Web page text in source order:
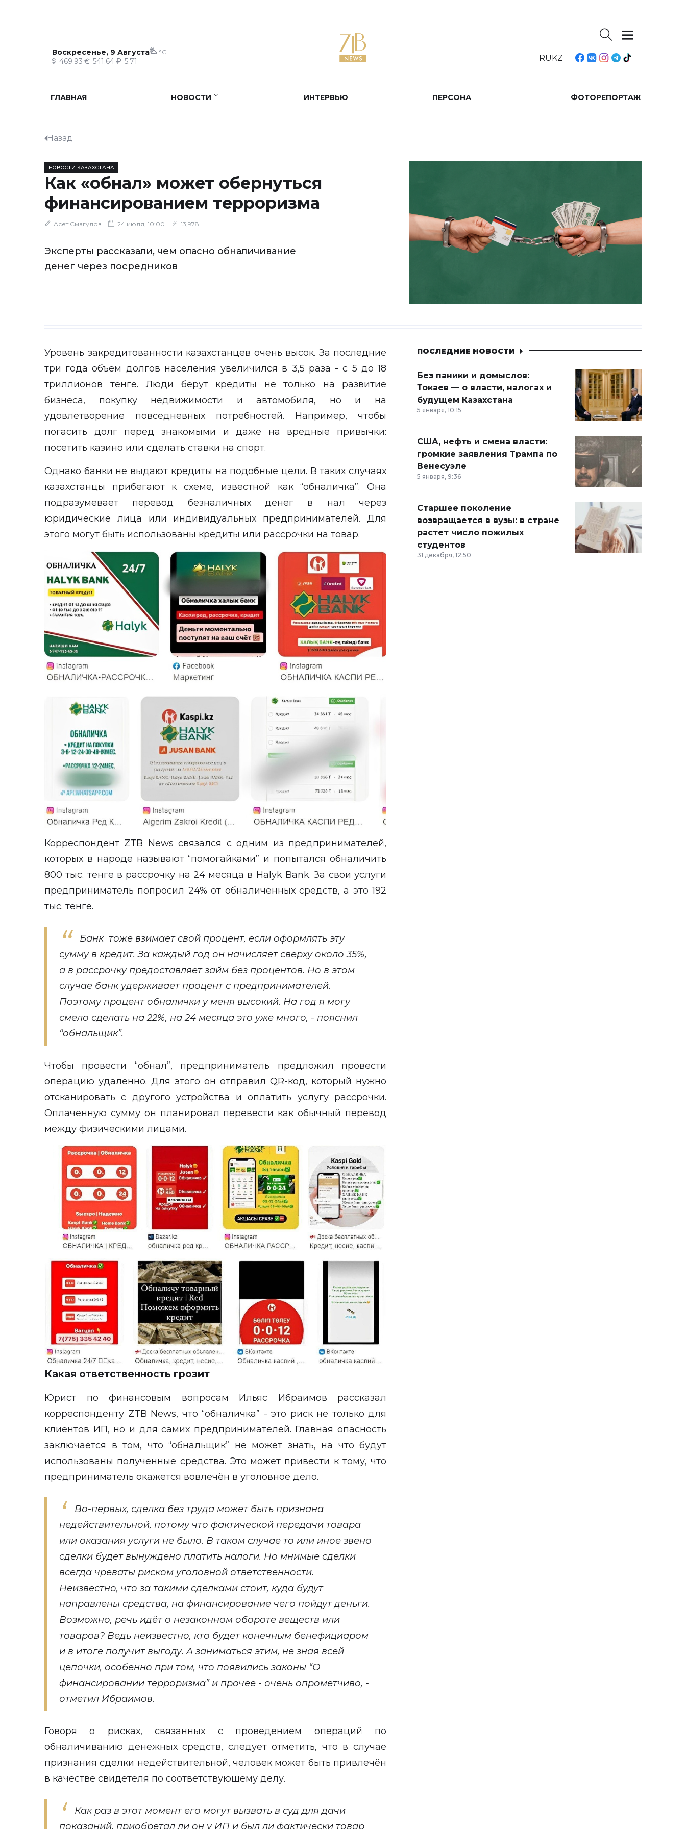
Воскресенье, 9 Августа °C
469.93 541.64 5.71 RUKZ
ГЛАВНАЯ НОВОСТИ ИНТЕРВЬЮ ПЕРСОНА ФОТОРЕПОРТАЖ
Назад
НОВОСТИ КАЗАХСТАНА
Как «обнал» может обернуться
финансированием терроризма
Асет Смагулов 24 июля, 10:00 13,978
Эксперты рассказали, чем опасно обналичивание
денег через посредников
Уровень закредитованности казахстанцев очень высок. За последние
три года объем долгов населения увеличился в 3,5 раза - с 5 до 18
триллионов тенге. Люди берут кредиты не только на развитие
бизнеса, покупку недвижимости и автомобиля, но и на
удовлетворение повседневных потребностей. Например, чтобы
погасить долг перед знакомыми и даже на вредные привычки:
посетить казино или сделать ставки на спорт.
Однако банки не выдают кредиты на подобные цели. В таких случаях
казахстанцы прибегают к схеме, известной как “обналичка”. Она
подразумевает перевод безналичных денег в нал через
юридические лица или индивидуальных предпринимателей. Для
этого могут быть использованы кредиты или рассрочки на товар.
Корреспондент ZTB News связался с одним из предпринимателей,
которых в народе называют “помогайками” и попытался обналичить
800 тыс. тенге в рассрочку на 24 месяца в Halyk Bank. За свои услуги
предприниматель попросил 24% от обналиченных средств, а это 192
тыс. тенге.
Банк тоже взимает свой процент, если оформлять эту
сумму в кредит. За каждый год он начисляет сверху около 35%,
а в рассрочку предоставляет займ без процентов. Но в этом
случае банк удерживает процент с предпринимателей.
Поэтому процент обналички у меня высокий. На год я могу
смело сделать на 22%, на 24 месяца это уже много, - пояснил
“обнальщик”.
Чтобы провести “обнал”, предприниматель предложил провести
операцию удалённо. Для этого он отправил QR-код, который нужно
отсканировать с другого устройства и оплатить услугу рассрочки.
Оплаченную сумму он планировал перевести как обычный перевод
между физическими лицами.
Какая ответственность грозит
Юрист по финансовым вопросам Ильяс Ибраимов рассказал
корреспонденту ZTB News, что “обналичка” - это риск не только для
клиентов ИП, но и для самих предпринимателей. Главная опасность
заключается в том, что “обнальщик” не может знать, на что будут
использованы полученные средства. Это может привести к тому, что
предприниматель окажется вовлечён в уголовное дело.
Во-первых, сделка без труда может быть признана
недействительной, потому что фактической передачи товара
или оказания услуги не было. В таком случае то или иное звено
сделки будет вынуждено платить налоги. Но мнимые сделки
всегда чреваты риском уголовной ответственности.
Неизвестно, что за такими сделками стоит, куда будут
направлены средства, на финансирование чего пойдут деньги.
Возможно, речь идёт о незаконном обороте веществ или
товаров? Ведь неизвестно, кто будет конечным бенефициаром
и в итоге получит выгоду. А заниматься этим, не зная всей
цепочки, особенно при том, что появились законы “О
финансировании терроризма” и прочее - очень опрометчиво, -
отметил Ибраимов.
Говоря о рисках, связанных с проведением операций по
обналичиванию денежных средств, следует отметить, что в случае
признания сделки недействительной, человек может быть привлечён
в качестве свидетеля по соответствующему делу.
Как раз в этот момент его могут вызвать в суд для дачи
показаний, приобретал ли он у ИП и был ли фактически товар
ПОСЛЕДНИЕ НОВОСТИ
Без паники и домыслов:
Токаев — о власти, налогах и
будущем Казахстана
5 января, 10:15
США, нефть и смена власти:
громкие заявления Трампа по
Венесуэле
5 января, 9:36
Старшее поколение
возвращается в вузы: в стране
растет число пожилых
студентов
31 декабря, 12:50